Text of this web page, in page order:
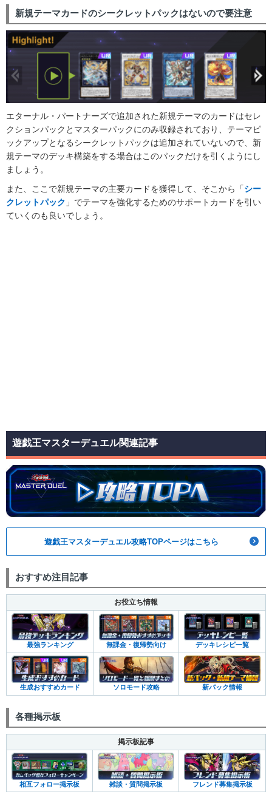
新規テーマカードのシークレットパックはないので要注意
エターナル・パートナーズで追加された新規テーマのカードはセレ
クションパックとマスターパックにのみ収録されており、テーマピ
ックアップとなるシークレットパックは追加されていないので、新
規テーマのデッキ構築をする場合はこのパックだけを引くようにし
ましょう。
また、ここで新規テーマの主要カードを獲得して、そこから「シー
クレットパック 」でテーマを強化するためのサポートカードを引い
ていくのも良いでしょう。
遊戯王マスターデュエル関連記事
遊戯王マスターデュエル攻略TOPページはこちら
おすすめ注目記事
お役立ち情報
最強ランキング 無課金・復帰勢向け デッキレシピ一覧
生成おすすめカード ソロモード攻略 新パック情報
各種掲示板
掲示板記事
相互フォロー掲示板 雑談・質問掲示板 フレンド募集掲示板